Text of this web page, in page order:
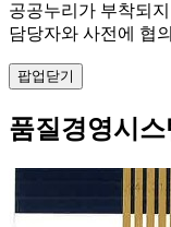
공공누리가 부착되
담당자와 사전에 협
팝업닫기
품질경영시스